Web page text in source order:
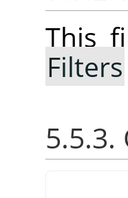
This
Filters
5.5.3.